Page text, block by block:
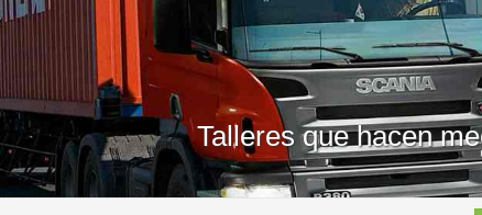
Talleres que hacen